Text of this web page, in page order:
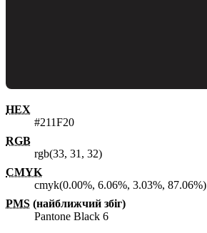
HEX
#211F20
RGB
rgb(33, 31, 32)
CMYK
cmyk(0.00%, 6.06%, 3.03%, 87.06%)
PMS (найближчий збіг)
Pantone Black 6